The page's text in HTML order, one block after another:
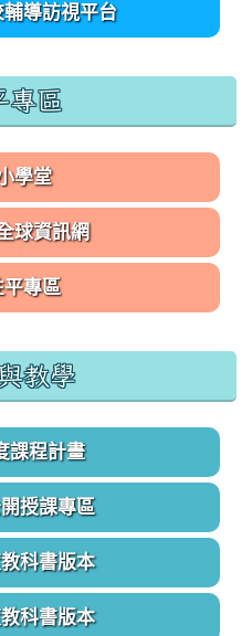
導訪視平台
專區
學堂
球資訊網
平專區
教學
課程計畫
授課專區
科書版本
科書版本